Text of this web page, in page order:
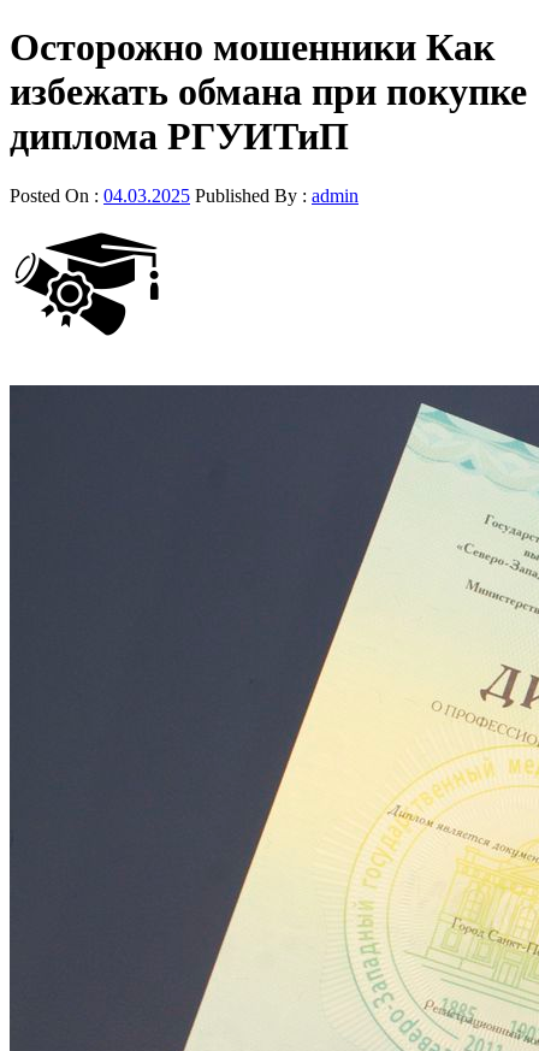
Осторожно мошенники Как
избежать обмана при покупке
диплома РГУИТиП
Posted On : 04.03.2025 Published By : admin